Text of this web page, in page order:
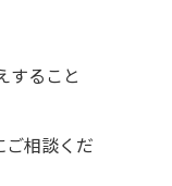
すること
相談くだ